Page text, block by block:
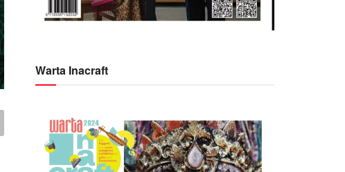
Warta Inacraft